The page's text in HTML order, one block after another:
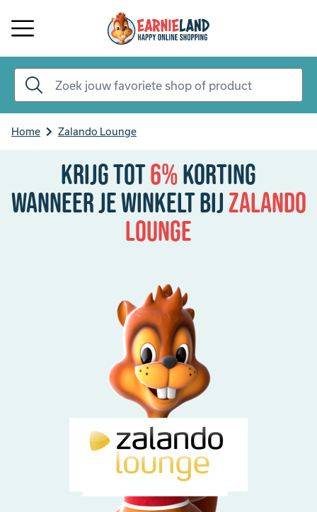
Home Zalando Lounge
Krijg tot6%korting
Wanneer je winkelt bijZalando
Lounge